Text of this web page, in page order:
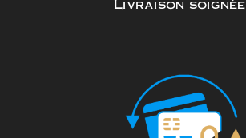
Livraison soignée